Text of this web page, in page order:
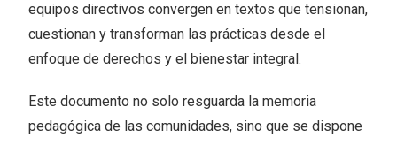
equipos directivos convergen en textos que tensionan,
cuestionan y transforman las prácticas desde el
enfoque de derechos y el bienestar integral.
Este documento no solo resguarda la memoria
pedagógica de las comunidades, sino que se dispone